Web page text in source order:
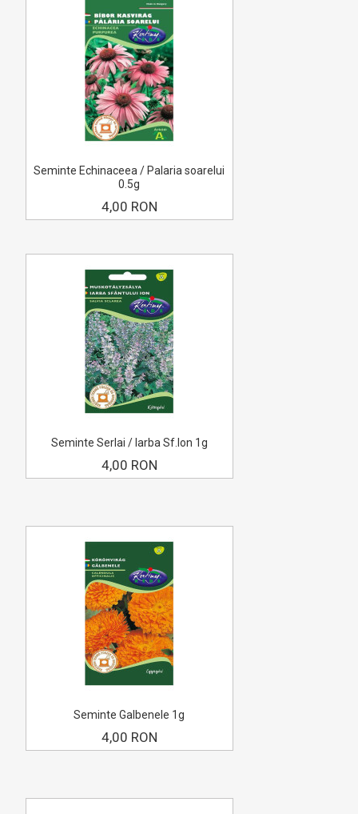
Seminte Echinaceea / Palaria soarelui
0.5g
4,00 RON
Seminte Serlai / Iarba Sf.Ion 1g
4,00 RON
Seminte Galbenele 1g
4,00 RON